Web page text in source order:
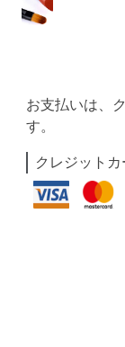
お支払いは、
す。
クレジットカ